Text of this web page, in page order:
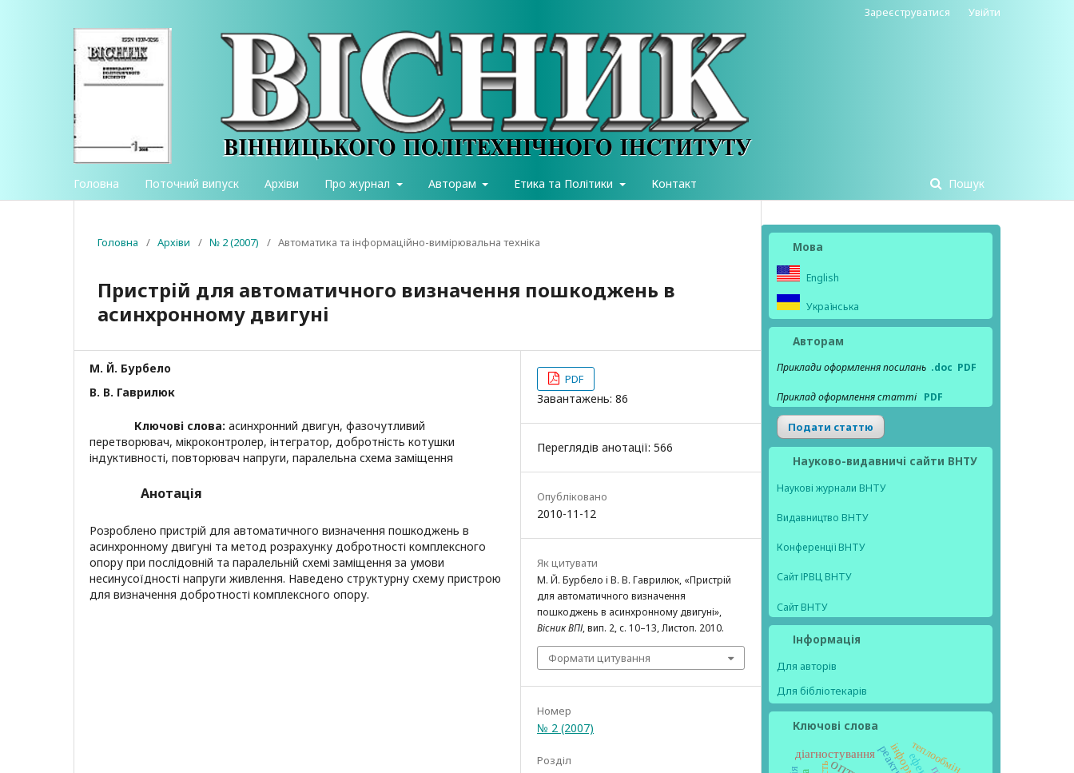
Головна Поточний випуск Архіви Про журнал Авторам Етика та Політики Контакт Пошук
Зареєструватися Увійти
Головна / Архіви / № 2 (2007) / Автоматика та інформаційно-вимірювальна техніка
Пристрій для автоматичного визначення пошкоджень в
асинхронному двигуні
М. Й. Бурбело
В. В. Гаврилюк
Ключові слова: асинхронний двигун, фазочутливий
перетворювач, мікроконтролер, інтегратор, добротність котушки
індуктивності, повторювач напруги, паралельна схема заміщення
Анотація
Розроблено пристрій для автоматичного визначення пошкоджень в
асинхронному двигуні та метод розрахунку добротності комплексного
опору при послідовній та паралельній схемі заміщення за умови
несинусоїдності напруги живлення. Наведено структурну схему пристрою
для визначення добротності комплексного опору.
PDF
Завантажень: 86
Переглядів анотації: 566
Опубліковано
2010-11-12
Як цитувати
М. Й. Бурбело і В. В. Гаврилюк, «Пристрій
для автоматичного визначення
пошкоджень в асинхронному двигуні»,
Вісник ВПІ, вип. 2, с. 10–13, Листоп. 2010.
Формати цитування
Номер
№ 2 (2007)
Розділ
Мова
English
Українська
Авторам
Приклади оформлення посилань .doc PDF
Приклад оформлення статті PDF
Подати статтю
Науково-видавничі сайти ВНТУ
Наукові журнали ВНТУ
Видавництво ВНТУ
Конференції ВНТУ
Сайт ІРВЦ ВНТУ
Сайт ВНТУ
Інформація
Для авторів
Для бібліотекарів
Ключові слова
діагностування теплообмін